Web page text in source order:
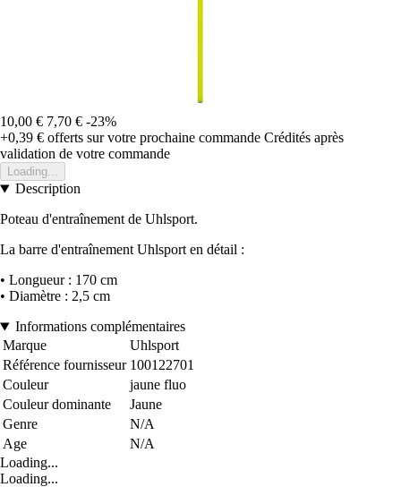
10,00 € 7,70 € -23%
+0,39 € offerts sur votre prochaine commande Crédités après
validation de votre commande
Loading...
Description
Poteau d'entraînement de Uhlsport.
La barre d'entraînement Uhlsport en détail :
• Longueur : 170 cm
• Diamètre : 2,5 cm
Informations complémentaires
Marque
Uhlsport
Référence fournisseur 100122701
Couleur
jaune fluo
Couleur dominante
Jaune
Genre
N/A
Age
N/A
Loading...
Loading...